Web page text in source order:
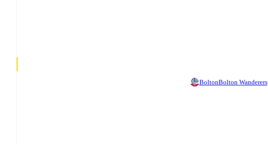
BoltonBolton Wanderers